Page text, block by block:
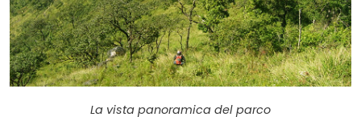
La vista panoramica del parco